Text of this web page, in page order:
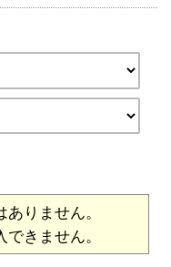
りません。
きません。